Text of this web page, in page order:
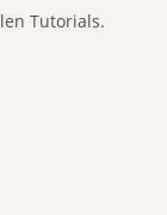
Tutorials.